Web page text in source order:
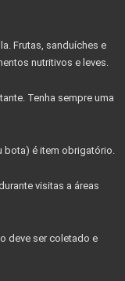
Frutas, sanduíches e
nutritivos e leves.
Tenha sempre uma
bota) é item obrigatório.
visitas a áreas
deve ser coletado e